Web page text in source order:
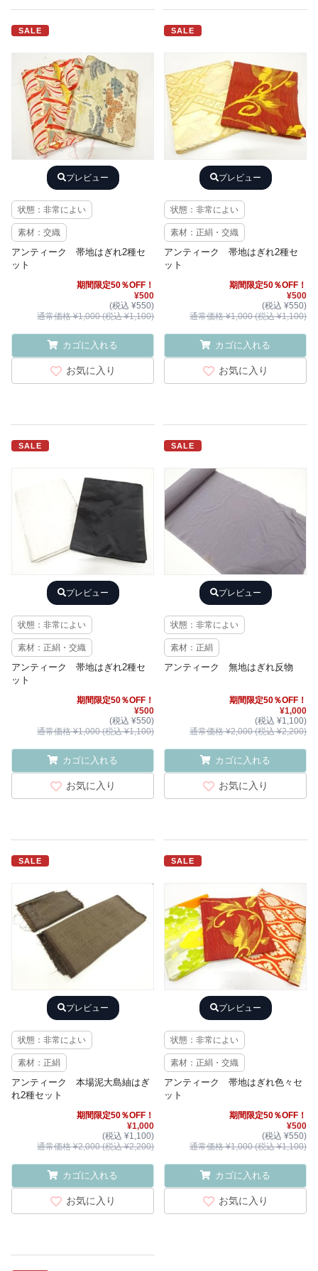
SALE
プレビュー
状態：非常によい
素材：交織
アンティーク 帯地はぎれ2種セ
ット
期間限定50％OFF！
¥500
(税込 ¥550)
通常価格 ¥1,000 (税込 ¥1,100)
カゴに入れる
お気に入り
SALE
プレビュー
状態：非常によい
素材：正絹・交織
アンティーク 帯地はぎれ2種セ
ット
期間限定50％OFF！
¥500
(税込 ¥550)
通常価格 ¥1,000 (税込 ¥1,100)
カゴに入れる
お気に入り
SALE
プレビュー
状態：非常によい
素材：正絹・交織
アンティーク 帯地はぎれ2種セ
ット
期間限定50％OFF！
¥500
(税込 ¥550)
通常価格 ¥1,000 (税込 ¥1,100)
カゴに入れる
お気に入り
SALE
プレビュー
状態：非常によい
素材：正絹
アンティーク 無地はぎれ反物
期間限定50％OFF！
¥1,000
(税込 ¥1,100)
通常価格 ¥2,000 (税込 ¥2,200)
カゴに入れる
お気に入り
SALE
プレビュー
状態：非常によい
素材：正絹
アンティーク 本場泥大島紬はぎ
れ2種セット
期間限定50％OFF！
¥1,000
(税込 ¥1,100)
通常価格 ¥2,000 (税込 ¥2,200)
カゴに入れる
お気に入り
SALE
プレビュー
状態：非常によい
素材：正絹・交織
アンティーク 帯地はぎれ色々セ
ット
期間限定50％OFF！
¥500
(税込 ¥550)
通常価格 ¥1,000 (税込 ¥1,100)
カゴに入れる
お気に入り